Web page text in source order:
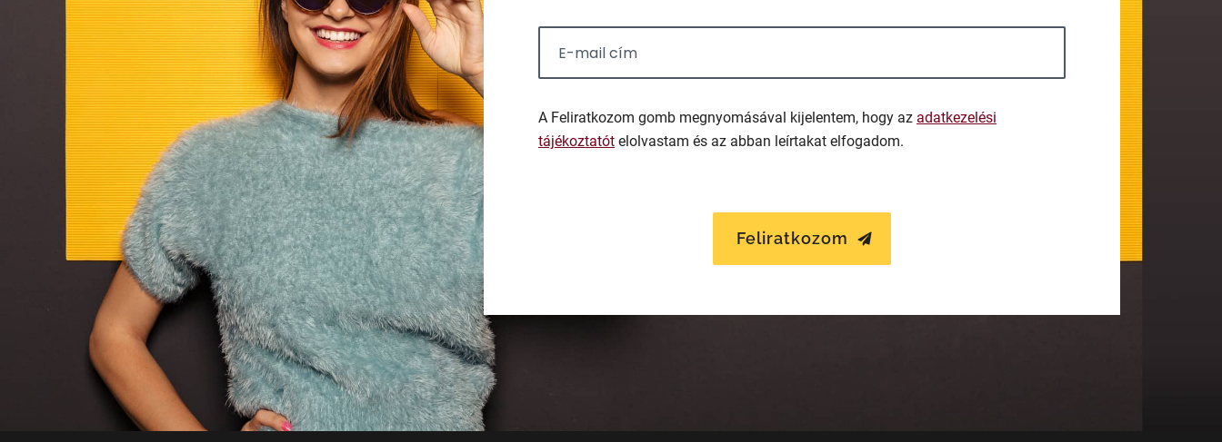
A Feliratkozom gomb megnyomásával kijelentem, hogy az adatkezelési
tájékoztatót elolvastam és az abban leírtakat elfogadom.
Feliratkozom